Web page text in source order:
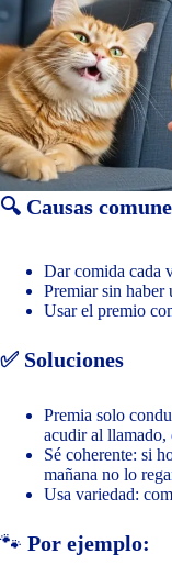
🔍 Causas
Dar comida cada
Premiar sin haber
Usar el premio
✅ Soluciones
Premia solo
acudir al llamado,
Sé coherente: si
mañana no lo
Usa variedad:
🐾 Por ejemplo: